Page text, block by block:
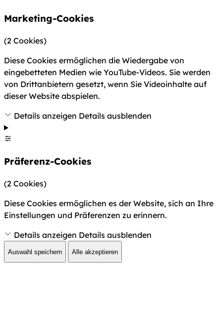
Marketing-Cookies
(2 Cookies)
Diese Cookies ermöglichen die Wiedergabe von
eingebetteten Medien wie YouTube-Videos. Sie werden
von Drittanbietern gesetzt, wenn Sie Videoinhalte auf
dieser Website abspielen.
Details anzeigen Details ausblenden
Präferenz-Cookies
(2 Cookies)
Diese Cookies ermöglichen es der Website, sich an Ihre
Einstellungen und Präferenzen zu erinnern.
Details anzeigen Details ausblenden
Auswahl speichern Alle akzeptieren